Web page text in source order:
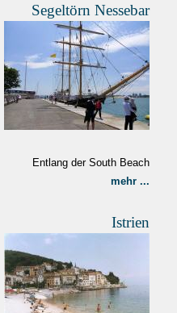
Segeltörn Nessebar
Entlang der South Beach
mehr ...
Istrien